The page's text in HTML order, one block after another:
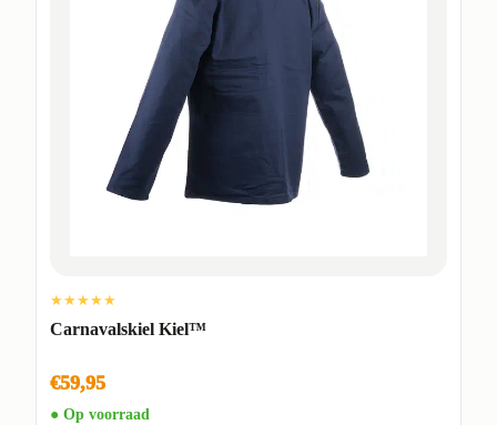
★★★★★
Carnavalskiel Kiel™
€59,95
● Op voorraad